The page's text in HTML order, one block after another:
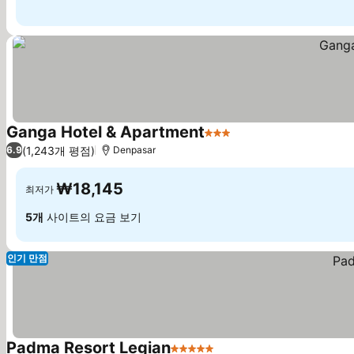
Ganga Hotel & Apartment3 성급
6.9(1,243개 평점) Denpasar
최저가 ₩18,145
5개 사이트의 요금 보기
인기 만점
Padma Resort Legian